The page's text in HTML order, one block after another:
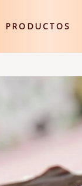
PRODUCTOS